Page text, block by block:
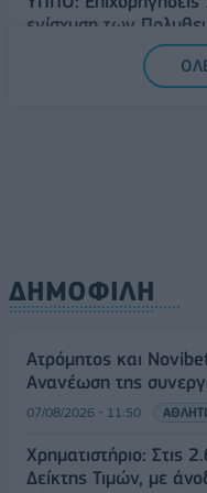
ενίσχυση των
ΔΗΜΟΦΙΛΗ
Ατρόμητος και
Ανανέωση της
07/08/2026 - 11:50
Χρηματιστήριο: Στις
Δείκτης Τιμών, με